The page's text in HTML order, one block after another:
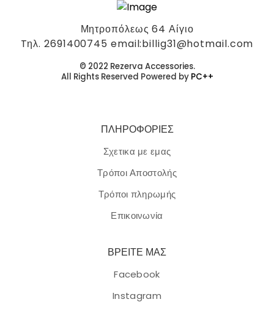
Μητροπόλεως 64 Αίγιο
Tηλ. 2691400745 email:billig31@hotmail.com
© 2022 Rezerva Accessories.
All Rights Reserved Powered by PC++
ΠΛΗΡΟΦΟΡΙΕΣ
Σχετικα με εμας
Τρόποι Αποστολής
Τρόποι πληρωμής
Επικοινωνία
ΒΡΕΙΤΕ ΜΑΣ
Facebook
Instagram